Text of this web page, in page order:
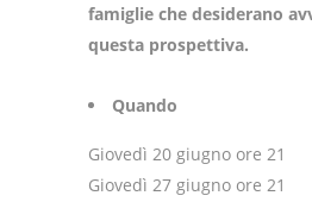
famiglie che desiderano
questa prospettiva.
Quando
Giovedì 20 giugno ore 21
Giovedì 27 giugno ore 21